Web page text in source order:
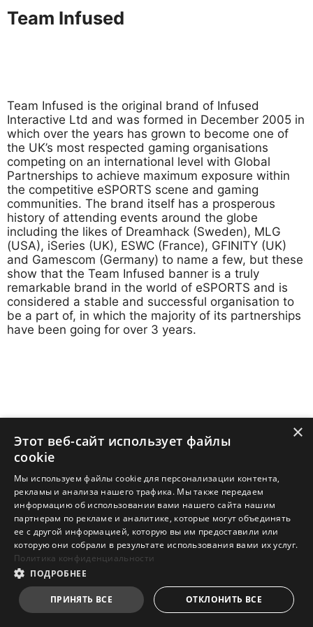
Team Infused
Team Infused is the original brand of Infused
Interactive Ltd and was formed in December 2005 in
which over the years has grown to become one of
the UK’s most respected gaming organisations
competing on an international level with Global
Partnerships to achieve maximum exposure within
the competitive eSPORTS scene and gaming
communities. The brand itself has a prosperous
history of attending events around the globe
including the likes of Dreamhack (Sweden), MLG
(USA), iSeries (UK), ESWC (France), GFINITY (UK)
and Gamescom (Germany) to name a few, but these
show that the Team Infused banner is a truly
remarkable brand in the world of eSPORTS and is
considered a stable and successful organisation to
be a part of, in which the majority of its partnerships
have been going for over 3 years.
×
Этот веб-сайт использует файлы
cookie
Мы используем файлы cookie для персонализации контента,
рекламы и анализа нашего трафика. Мы также передаем
информацию об использовании вами нашего сайта нашим
партнерам по рекламе и аналитике, которые могут объединять
ее с другой информацией, которую вы им предоставили или
которую они собрали в результате использования вами их услуг.
Политика конфиденциальности
ПОДРОБНЕЕ
ПРИНЯТЬ ВСЕ ОТКЛОНИТЬ ВСЕ